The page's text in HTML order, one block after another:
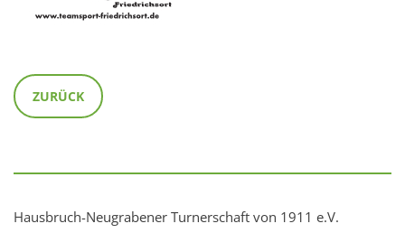
ZURÜCK
Hausbruch-Neugrabener Turnerschaft von 1911 e.V.